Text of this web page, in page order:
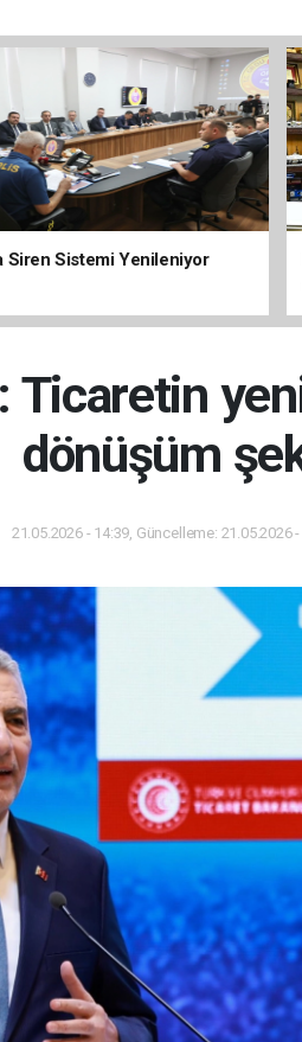
Siren Sistemi Yenileniyor
Ticaretin
dönüşüm
21.05.2026 - 14:39, Güncelleme: 21.05.2026